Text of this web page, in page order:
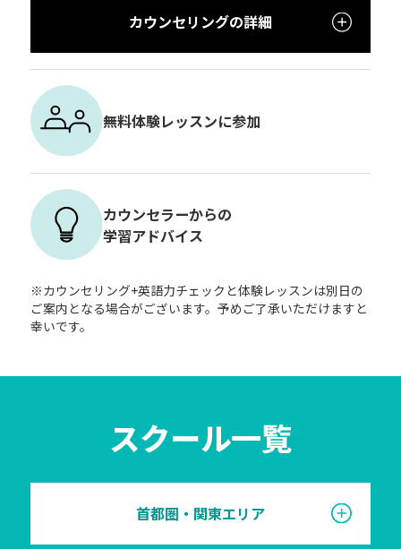
カウンセリングの詳細
無料体験レッスンに参加
カウンセラーからの
学習アドバイス
※カウンセリング+英語力チェックと体験レッスンは別日の
ご案内となる場合がございます。予めご了承いただけますと
幸いです。
スクール一覧
首都圏・関東エリア